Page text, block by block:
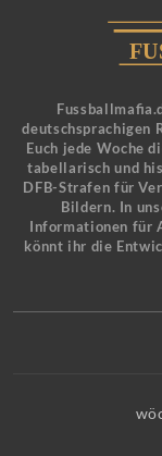
deutschsprachigen
Euch jede Woche
tabellarisch und
DFB-Strafen für
Bildern. In
Informationen für
könnt ihr die